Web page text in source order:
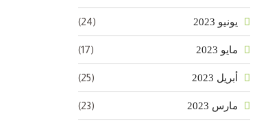
يونيو 2023 (24)
مايو 2023 (17)
أبريل 2023 (25)
مارس 2023 (23)